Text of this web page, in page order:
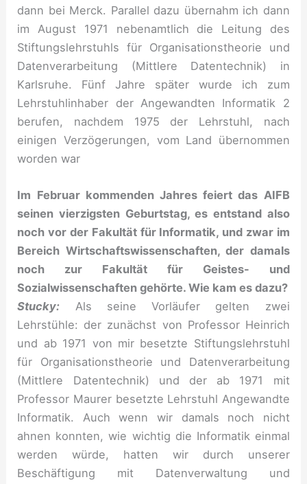
dann bei Merck. Parallel dazu übernahm ich dann
im August 1971 nebenamtlich die Leitung des
Stiftungslehrstuhls für Organisationstheorie und
Datenverarbeitung (Mittlere Datentechnik) in
Karlsruhe. Fünf Jahre später wurde ich zum
Lehrstuhlinhaber der Angewandten Informatik 2
berufen, nachdem 1975 der Lehrstuhl, nach
einigen Verzögerungen, vom Land übernommen
worden war
Im Februar kommenden Jahres feiert das AIFB
seinen vierzigsten Geburtstag, es entstand also
noch vor der Fakultät für Informatik, und zwar im
Bereich Wirtschaftswissenschaften, der damals
noch zur Fakultät für Geistes- und
Sozialwissenschaften gehörte. Wie kam es dazu?
Stucky: Als seine Vorläufer gelten zwei
Lehrstühle: der zunächst von Professor Heinrich
und ab 1971 von mir besetzte Stiftungslehrstuhl
für Organisationstheorie und Datenverarbeitung
(Mittlere Datentechnik) und der ab 1971 mit
Professor Maurer besetzte Lehrstuhl Angewandte
Informatik. Auch wenn wir damals noch nicht
ahnen konnten, wie wichtig die Informatik einmal
werden würde, hatten wir durch unserer
Beschäftigung mit Datenverwaltung und